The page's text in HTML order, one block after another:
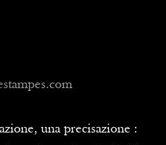
una precisazione :